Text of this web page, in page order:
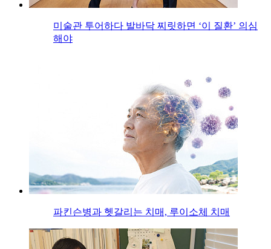
미술관 투어하다 발바닥 찌릿하면 ‘이 질환’ 의심
해야
파킨슨병과 헷갈리는 치매, 루이소체 치매